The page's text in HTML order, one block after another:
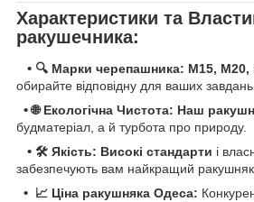
Характеристики та
ракушечника:
• 🔍 Марки черепашника: M15, М20,
обирайте відповідну для ваших
• 🌐 Екологічна Чистота: Наш
будматеріал, а й турбота про природу.
• 🛠 Якість: Високі стандарти і
забезпечують вам найкращий
•
📈 Ціна ракушняка Одеса: